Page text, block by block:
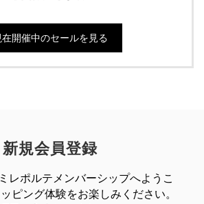
在開催中のセールを見る
新規会員登録
レポルテメンバーシップへようこ
ピング体験をお楽しみください。